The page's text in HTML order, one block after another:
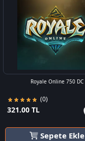
Royale Online 750 DC
(0)
321.00 TL
Sepete Ekle